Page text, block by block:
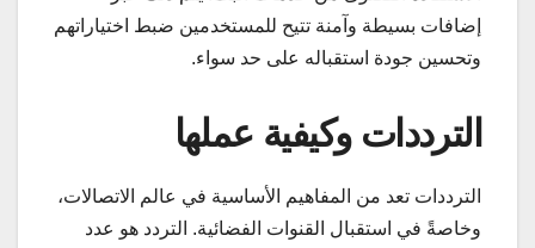
إضافات بسيطة وآمنة تتيح للمستخدمين ضبط اختياراتهم
وتحسين جودة استقباله على حد سواء.
الترددات وكيفية عملها
الترددات تعد من المفاهيم الأساسية في عالم الاتصالات،
وخاصةً في استقبال القنوات الفضائية. التردد هو عدد